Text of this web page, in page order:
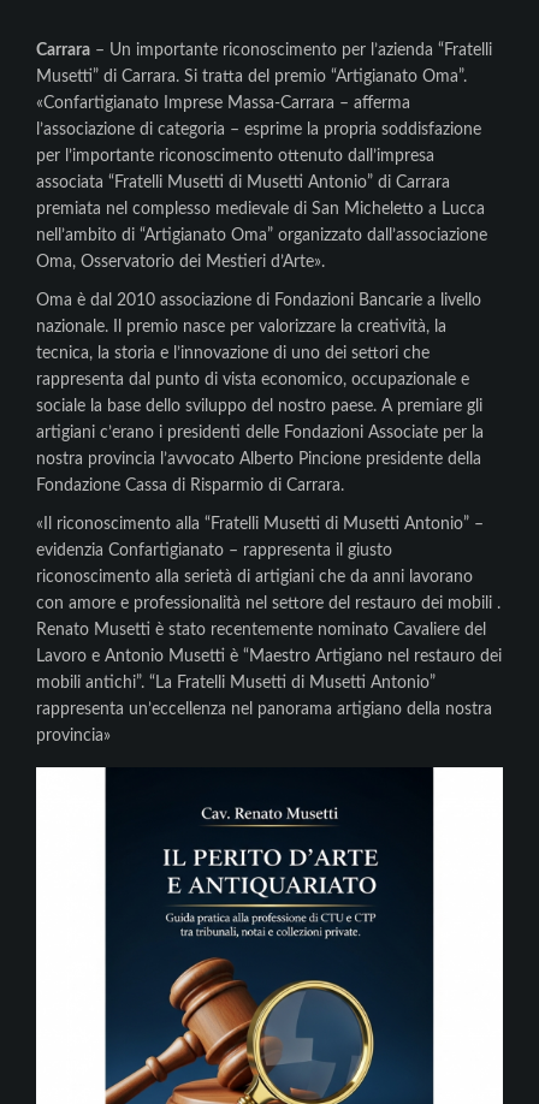
Carrara – Un importante riconoscimento per l’azienda “Fratelli
Musetti” di Carrara. Si tratta del premio “Artigianato Oma”.
«Confartigianato Imprese Massa-Carrara – afferma
l’associazione di categoria – esprime la propria soddisfazione
per l’importante riconoscimento ottenuto dall’impresa
associata “Fratelli Musetti di Musetti Antonio” di Carrara
premiata nel complesso medievale di San Micheletto a Lucca
nell’ambito di “Artigianato Oma” organizzato dall’associazione
Oma, Osservatorio dei Mestieri d’Arte».
Oma è dal 2010 associazione di Fondazioni Bancarie a livello
nazionale. Il premio nasce per valorizzare la creatività, la
tecnica, la storia e l’innovazione di uno dei settori che
rappresenta dal punto di vista economico, occupazionale e
sociale la base dello sviluppo del nostro paese. A premiare gli
artigiani c’erano i presidenti delle Fondazioni Associate per la
nostra provincia l’avvocato Alberto Pincione presidente della
Fondazione Cassa di Risparmio di Carrara.
«Il riconoscimento alla “Fratelli Musetti di Musetti Antonio” –
evidenzia Confartigianato – rappresenta il giusto
riconoscimento alla serietà di artigiani che da anni lavorano
con amore e professionalità nel settore del restauro dei mobili .
Renato Musetti è stato recentemente nominato Cavaliere del
Lavoro e Antonio Musetti è “Maestro Artigiano nel restauro dei
mobili antichi”. “La Fratelli Musetti di Musetti Antonio”
rappresenta un’eccellenza nel panorama artigiano della nostra
provincia»